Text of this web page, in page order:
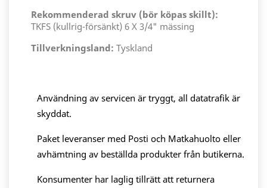
Rekommenderad skruv (bör köpas skillt):
TKFS (kullrig-försänkt) 6 X 3/4" mässing
Tillverkningsland: Tyskland
Användning av servicen är tryggt, all datatrafik är
skyddat.
Paket leveranser med Posti och Matkahuolto eller
avhämtning av beställda produkter från butikerna.
Konsumenter har laglig tillrätt att returnera